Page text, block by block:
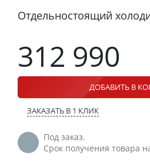
Отдельностоящий
312 990
ДОБАВИТЬ В
ЗАКАЗАТЬ В 1 КЛИК
Под заказ.
Срок получения товара